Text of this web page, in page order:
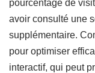
pourcentage de
avoir consulté une
supplémentaire.
pour optimiser
interactif, qui peut